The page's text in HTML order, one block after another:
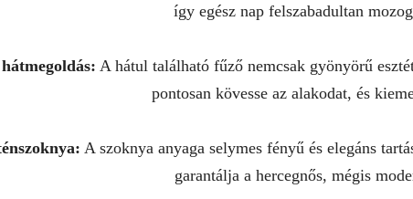
így egész nap felszabadultan
A hátul található fűző nemcsak gyönyörű
pontosan kövesse az alakodat, és
A szoknya anyaga selymes fényű és elegáns
garantálja a hercegnős, mégis